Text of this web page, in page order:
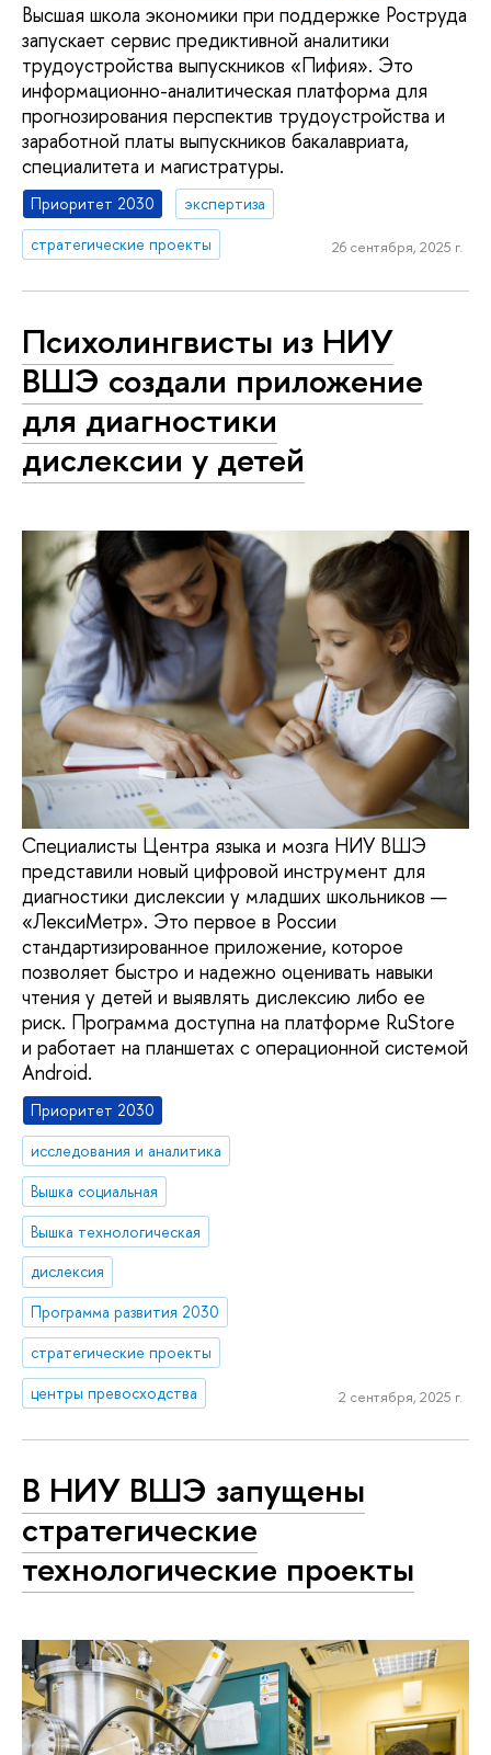
Высшая школа экономики при поддержке Роструда
запускает сервис предиктивной аналитики
трудоустройства выпускников «Пифия». Это
информационно-аналитическая платформа для
прогнозирования перспектив трудоустройства и
заработной платы выпускников бакалавриата,
специалитета и магистратуры.
Приоритет 2030
экспертиза
стратегические проекты
26 сентября, 2025 г.
Психолингвисты из НИУ
ВШЭ создали приложение
для диагностики
дислексии у детей
Специалисты Центра языка и мозга НИУ ВШЭ
представили новый цифровой инструмент для
диагностики дислексии у младших школьников —
«ЛексиМетр». Это первое в России
стандартизированное приложение, которое
позволяет быстро и надежно оценивать навыки
чтения у детей и выявлять дислексию либо ее
риск. Программа доступна на платформе RuStore
и работает на планшетах с операционной системой
Android.
Приоритет 2030
исследования и аналитика
Вышка социальная
Вышка технологическая
дислексия
Программа развития 2030
стратегические проекты
центры превосходства
2 сентября, 2025 г.
В НИУ ВШЭ запущены
стратегические
технологические проекты